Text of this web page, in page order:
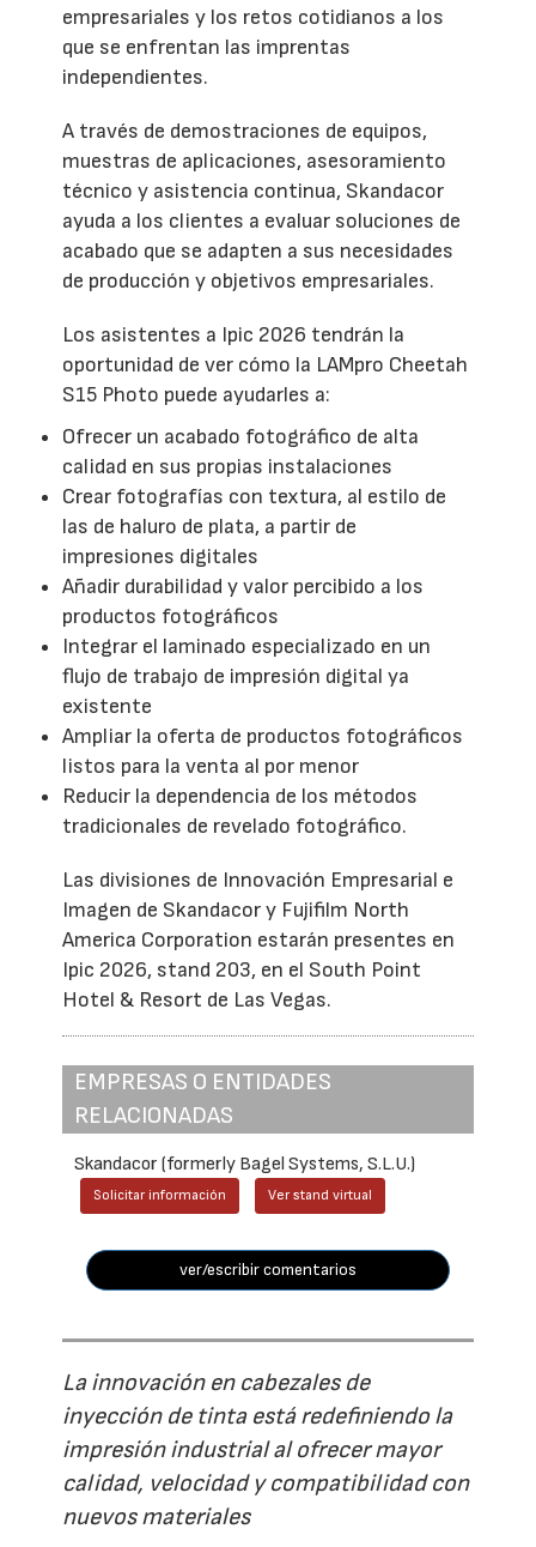
empresariales y los retos cotidianos a los
que se enfrentan las imprentas
independientes.
A través de demostraciones de equipos,
muestras de aplicaciones, asesoramiento
técnico y asistencia continua, Skandacor
ayuda a los clientes a evaluar soluciones de
acabado que se adapten a sus necesidades
de producción y objetivos empresariales.
Los asistentes a Ipic 2026 tendrán la
oportunidad de ver cómo la LAMpro Cheetah
S15 Photo puede ayudarles a:
Ofrecer un acabado fotográfico de alta
calidad en sus propias instalaciones
Crear fotografías con textura, al estilo de
las de haluro de plata, a partir de
impresiones digitales
Añadir durabilidad y valor percibido a los
productos fotográficos
Integrar el laminado especializado en un
flujo de trabajo de impresión digital ya
existente
Ampliar la oferta de productos fotográficos
listos para la venta al por menor
Reducir la dependencia de los métodos
tradicionales de revelado fotográfico.
Las divisiones de Innovación Empresarial e
Imagen de Skandacor y Fujifilm North
America Corporation estarán presentes en
Ipic 2026, stand 203, en el South Point
Hotel & Resort de Las Vegas.
EMPRESAS O ENTIDADES
RELACIONADAS
Skandacor (formerly Bagel Systems, S.L.U.)
Solicitar información Ver stand virtual
ver/escribir comentarios
La innovación en cabezales de
inyección de tinta está redefiniendo la
impresión industrial al ofrecer mayor
calidad, velocidad y compatibilidad con
nuevos materiales